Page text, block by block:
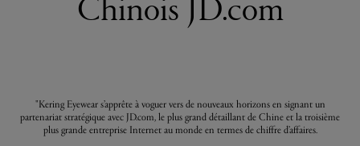
"Kering Eyewear s’apprête à voguer vers de nouveaux horizons en signant un
partenariat stratégique avec JD.com, le plus grand détaillant de Chine et la troisième
plus grande entreprise Internet au monde en termes de chiffre d’affaires.